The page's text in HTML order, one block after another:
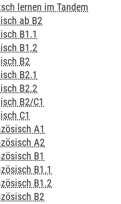
lernen im Tandem
ab B2
B1.1
B1.2
B2
B2.1
B2.2
B2/C1
C1
A1
A2
B1
B1.1
B1.2
B2